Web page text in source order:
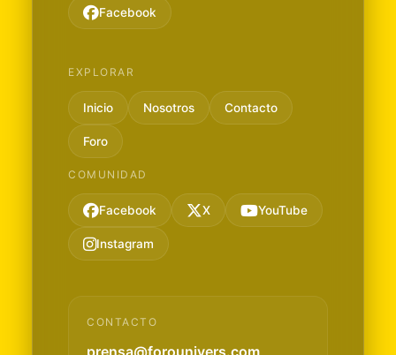
Facebook
EXPLORAR
Inicio Nosotros Contacto
Foro
COMUNIDAD
Facebook X YouTube
Instagram
CONTACTO